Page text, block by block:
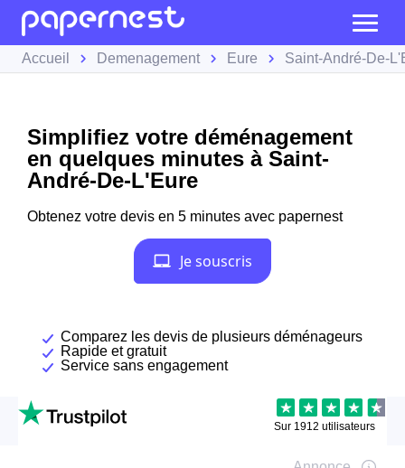
Accueil Demenagement Eure Saint-André-De-